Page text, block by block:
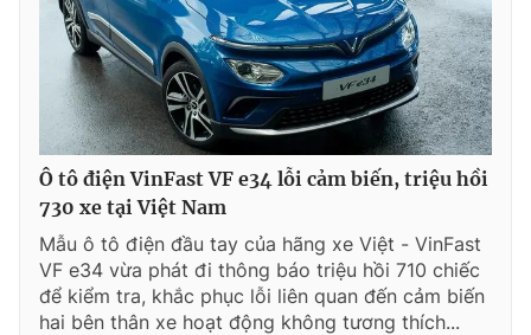
Ô tô điện VinFast VF e34 lỗi cảm biến, triệu hồi
730 xe tại Việt Nam
Mẫu ô tô điện đầu tay của hãng xe Việt - VinFast
VF e34 vừa phát đi thông báo triệu hồi 710 chiếc
để kiểm tra, khắc phục lỗi liên quan đến cảm biến
hai bên thân xe hoạt động không tương thích...